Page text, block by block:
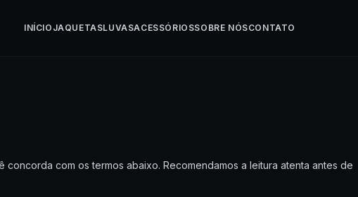
INÍCIO JAQUETASLUVASACESSÓRIOSSOBRE NÓSCONTATO
concorda com os termos abaixo. Recomendamos a leitura atenta antes de